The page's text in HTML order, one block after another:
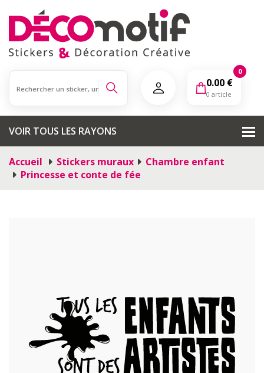
0
0.00 €
0 article
VOIR TOUS LES RAYONS
Accueil Stickers muraux
Chambre enfant
Princesse et conte de fée